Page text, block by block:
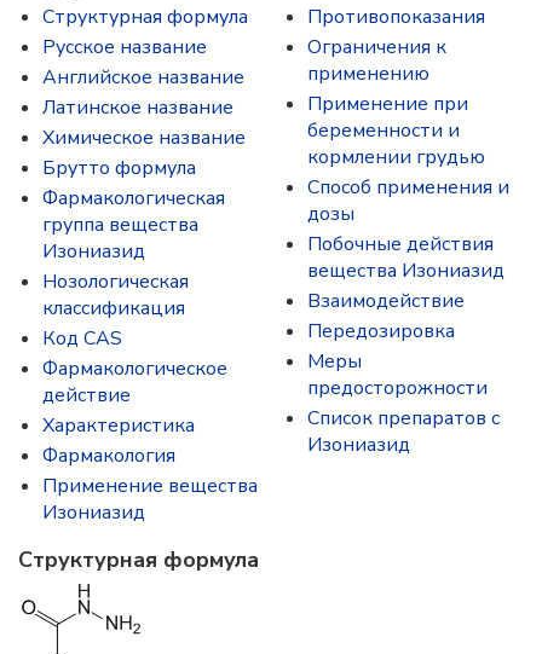
Структурная формула
Русское название
Английское название
Латинское название
Химическое название
Брутто формула
Фармакологическая
группа вещества
Изониазид
Нозологическая
классификация
Код CAS
Фармакологическое
действие
Характеристика
Фармакология
Применение вещества
Изониазид
Противопоказания
Ограничения к
применению
Применение при
беременности и
кормлении грудью
Способ применения и
дозы
Побочные действия
вещества Изониазид
Взаимодействие
Передозировка
Меры
предосторожности
Список препаратов с
Изониазид
Структурная формула